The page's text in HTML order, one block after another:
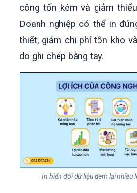
công tốn kém và giảm
Doanh nghiệp có thể in
thiết, giảm chi phí tồn kho
do ghi chép bằng tay.
In biến đổi dữ liệu đem lại nhiều